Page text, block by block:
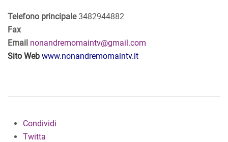
Telefono principale3482944882
Fax
Email nonandremomaintv@gmail.com
Sito Web www.nonandremomaintv.it
Condividi
Twitta